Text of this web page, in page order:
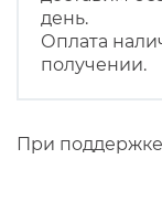
день.
Оплата
получении.
При